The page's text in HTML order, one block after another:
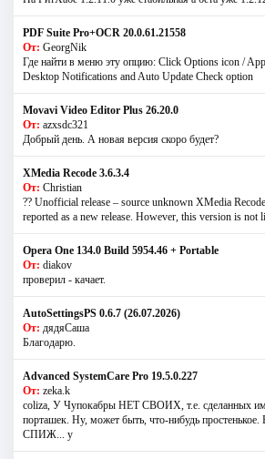
PDF Suite Pro+OCR 20.0.61.21558
От: GeorgNik
Где найти в меню эту опцию: Click Options icon /
Desktop Notifications and Auto Update Check option
Movavi Video Editor Plus 26.20.0
От: azxsdc321
Добрый день. А новая версия скоро будет?
XMedia Recode 3.6.3.4
От: Christian
?? Unofficial release – source unknown XMedia
reported as a new release. However, this version is not
Opera One 134.0 Build 5954.46 + Portable
От: diakov
проверил - качает.
AutoSettingsPS 0.6.7 (26.07.2026)
От: дядяСаша
Благодарю.
Advanced SystemCare Pro 19.5.0.227
От: zeka.k
coliza, У Чупокабры НЕТ СВОИХ, т.е. сделанных
порташек. Ну, может быть, что-нибудь простенькое.
СПИЖ... у